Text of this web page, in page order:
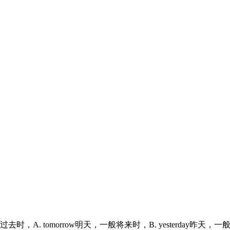
去时， A. tomorrow明天，一般将来时， B. yesterday昨天，一